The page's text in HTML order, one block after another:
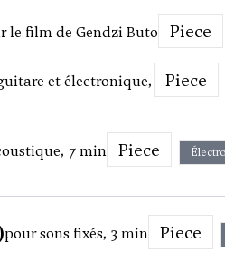
le film de Gendzi Buto Piece
et électronique,
Piece
7 min Piece
pour sons fixés, 3 min Piece